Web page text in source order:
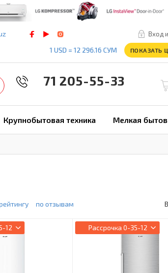
Вход
1 USD = 12 296.16 СУМ
ПОКАЗАТЬ
71 205-55-33
Крупнобытовая техника Мелкая
по отзывам
12 Рассрочка 0-35-12